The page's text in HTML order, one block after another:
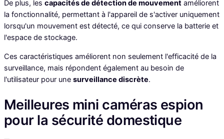
De plus, les capacités de détection de mouvement améliorent
la fonctionnalité, permettant à l'appareil de s'activer uniquement
lorsqu'un mouvement est détecté, ce qui conserve la batterie et
l'espace de stockage.
Ces caractéristiques améliorent non seulement l'efficacité de la
surveillance, mais répondent également au besoin de
l'utilisateur pour une surveillance discrète.
Meilleures mini caméras espion
pour la sécurité domestique